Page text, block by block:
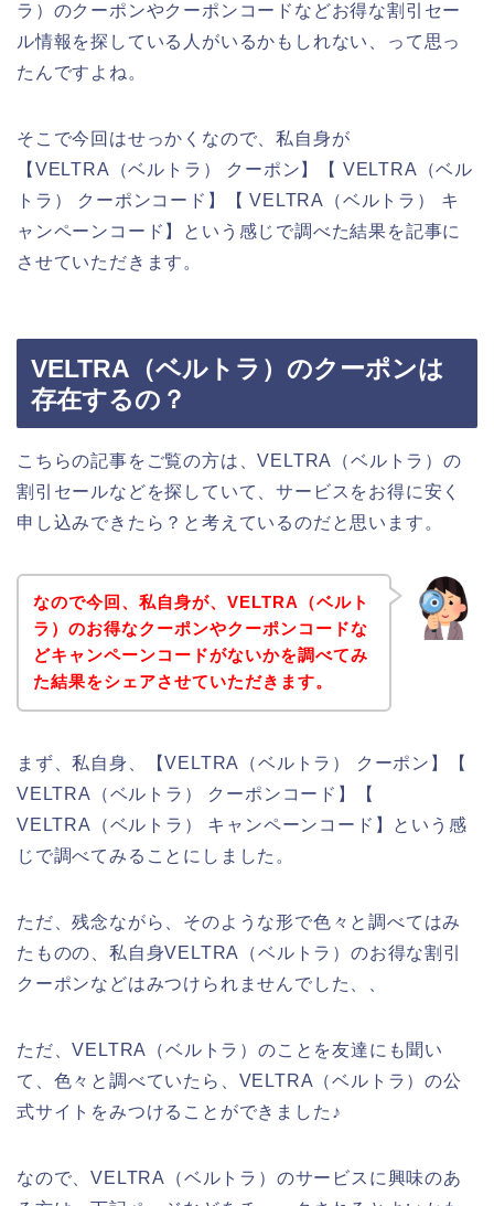
ラ）のクーポンやクーポンコードなどお得な割引セー
ル情報を探している人がいるかもしれない、って思っ
たんですよね。
そこで今回はせっかくなので、私自身が
【VELTRA（ベルトラ） クーポン】【 VELTRA（ベル
トラ） クーポンコード】【 VELTRA（ベルトラ） キ
ャンペーンコード】という感じで調べた結果を記事に
させていただきます。
VELTRA（ベルトラ）のクーポンは
存在するの？
こちらの記事をご覧の方は、VELTRA（ベルトラ）の
割引セールなどを探していて、サービスをお得に安く
申し込みできたら？と考えているのだと思います。
なので今回、私自身が、VELTRA（ベルト
ラ）のお得なクーポンやクーポンコードな
どキャンペーンコードがないかを調べてみ
た結果をシェアさせていただきます。
まず、私自身、【VELTRA（ベルトラ） クーポン】【
VELTRA（ベルトラ） クーポンコード】【
VELTRA（ベルトラ） キャンペーンコード】という感
じで調べてみることにしました。
ただ、残念ながら、そのような形で色々と調べてはみ
たものの、私自身VELTRA（ベルトラ）のお得な割引
クーポンなどはみつけられませんでした、、
ただ、VELTRA（ベルトラ）のことを友達にも聞い
て、色々と調べていたら、VELTRA（ベルトラ）の公
式サイトをみつけることができました♪
なので、VELTRA（ベルトラ）のサービスに興味のあ